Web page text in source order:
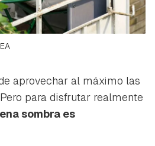
aprovechar al máximo las
para disfrutar realmente
sombra es